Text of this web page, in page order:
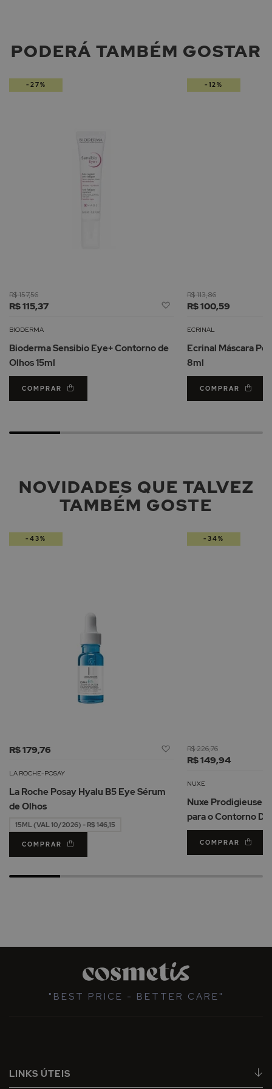
PODERÁ TAMBÉM GOSTAR
R$ 115,37
R$ 157,56
Adicionar
Lista
Desejos
BIODERMA
Bioderma Sensibio Eye+ Contorno de
Olhos 15ml
COMPRAR
-27%
R$ 100,59
R$ 113,86
ECRINAL
Ecrinal Máscara
8ml
COMPRAR
-12%
NOVIDADES QUE TALVEZ
TAMBÉM GOSTE
R$ 179,76
Adicionar
Desejos
LA ROCHE-POSAY
La Roche Posay Hyalu B5 Eye Sérum
de Olhos
15ML (VAL 10/2026) - R$ 146,15
COMPRAR
-43%
R$ 149,94
R$ 226,76
NUXE
Nuxe Prodigieuse
para o Contorno
COMPRAR
-34%
"BEST PRICE - BETTER CARE"
LINKS ÚTEIS